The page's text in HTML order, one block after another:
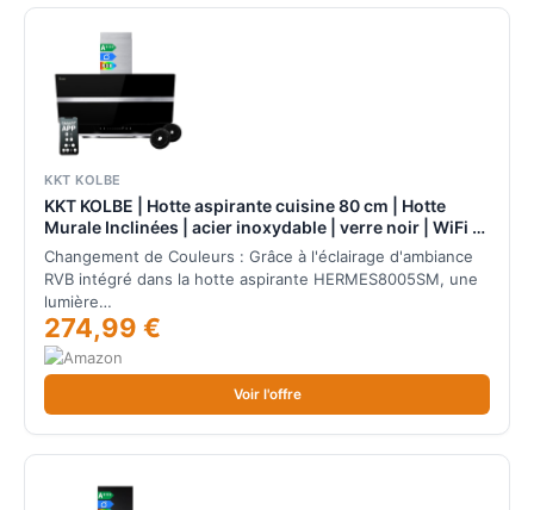
KKT KOLBE
KKT KOLBE | Hotte aspirante cuisine 80 cm | Hotte
Murale Inclinées | acier inoxydable | verre noir | WiFi |
arrête automatiquement | éclairage LED RVB |
Opération tactile | HERMES8005SM
Changement de Couleurs : Grâce à l'éclairage d'ambiance
RVB intégré dans la hotte aspirante HERMES8005SM, une
lumière…
274,99 €
Voir l'offre